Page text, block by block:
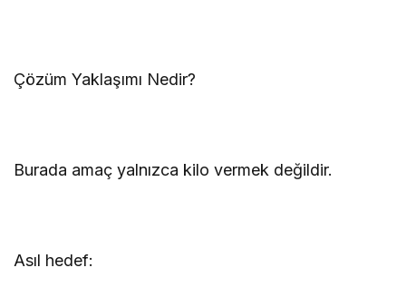
Çözüm Yaklaşımı Nedir?
Burada amaç yalnızca kilo vermek değildir.
Asıl hedef: